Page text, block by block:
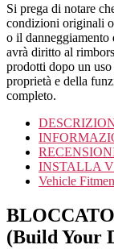
Si prega di notare
condizioni originali
o il
avrà diritto al
prodotti dopo un
proprietà e della
completo.
INSTALLA
Vehicle
(Build Your